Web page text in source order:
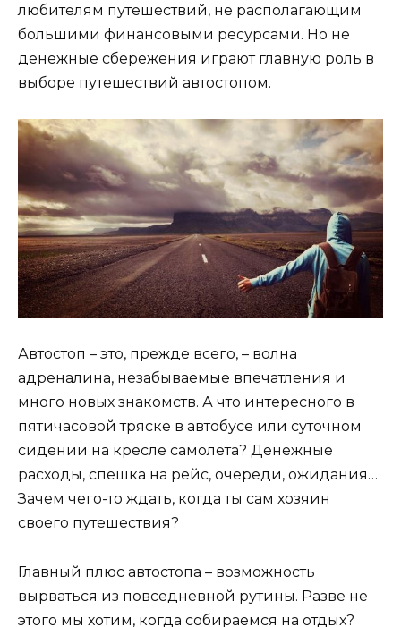
любителям путешествий, не располагающим
большими финансовыми ресурсами. Но не
денежные сбережения играют главную роль в
выборе путешествий автостопом.
Автостоп – это, прежде всего, – волна
адреналина, незабываемые впечатления и
много новых знакомств. А что интересного в
пятичасовой тряске в автобусе или суточном
сидении на кресле самолёта? Денежные
расходы, спешка на рейс, очереди, ожидания…
Зачем чего-то ждать, когда ты сам хозяин
своего путешествия?
Главный плюс автостопа – возможность
вырваться из повседневной рутины. Разве не
этого мы хотим, когда собираемся на отдых?